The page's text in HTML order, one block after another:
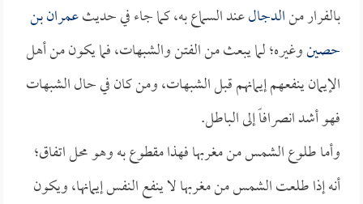
بالفرار منالدجالعند السماع به، كما جاء في حديثعمران بن
حصينوغيره؛ لما يبعث من الفتن والشبهات، فما يكون من أهل
الإيمان ينفعهم إيمانهم قبل الشبهات، ومن كان في حال الشبهات
فهو أشد انصرافاً إلى الباطل.
وأما طلوع الشمس من مغربها فهذا مقطوع به وهو محل اتفاق؛
أنه إذا طلعت الشمس من مغربها لا ينفع النفس إيمانها، ويكون